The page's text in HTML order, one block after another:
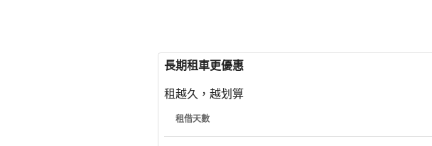
長期租車更優惠
租越久，越划算
租借天數